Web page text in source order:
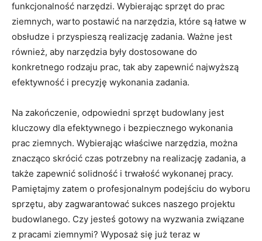
funkcjonalność narzędzi. Wybierając sprzęt do prac⁤
ziemnych, ⁤warto postawić na ⁣narzędzia, które są łatwe‌ w
obsłudze ⁢i przyspieszą realizację zadania. Ważne‍ jest
również, aby narzędzia były dostosowane do
konkretnego rodzaju prac, tak​ aby zapewnić‌ najwyższą
efektywność i precyzję wykonania zadania.
Na zakończenie, odpowiedni sprzęt budowlany ‍jest
kluczowy dla efektywnego i bezpiecznego wykonania
prac ziemnych. Wybierając właściwe narzędzia, można⁢
znacząco ‍skrócić czas potrzebny na realizację zadania, a
także zapewnić ​solidność i ⁣trwałość wykonanej pracy.
Pamiętajmy zatem o profesjonalnym podejściu do wyboru‍
sprzętu, aby zagwarantować sukces naszego projektu
budowlanego. Czy jesteś gotowy na wyzwania ⁢związane‌
z ​pracami ziemnymi? Wyposaż‍ się już teraz ‌w